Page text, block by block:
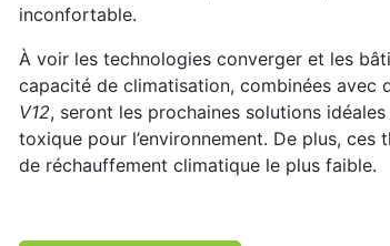
inconfortable.
À voir les technologies converger et les
capacité de climatisation, combinées avec
V12, seront les prochaines solutions
toxique pour l’environnement. De plus,
de réchauffement climatique le plus faible.